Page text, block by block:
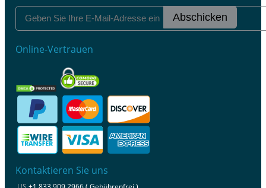
Abschicken
Online-Vertrauen
Kontaktieren Sie uns